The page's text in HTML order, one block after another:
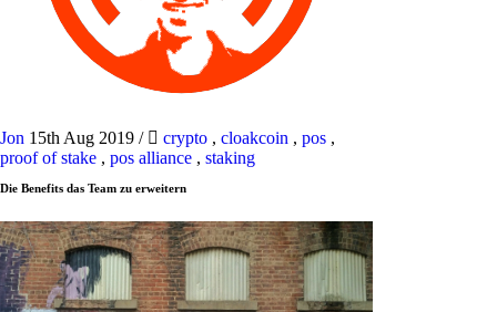
Jon 15th Aug 2019 / crypto , cloakcoin , pos ,
proof of stake , pos alliance , staking
Die Benefits das Team zu erweitern